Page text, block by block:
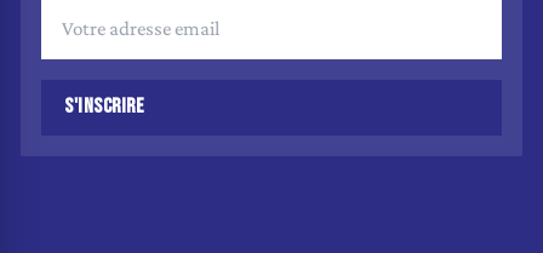
S'INSCRIRE